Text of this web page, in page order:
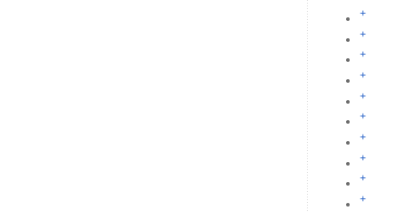
+
+
+
+
+
+
+
+
+
+